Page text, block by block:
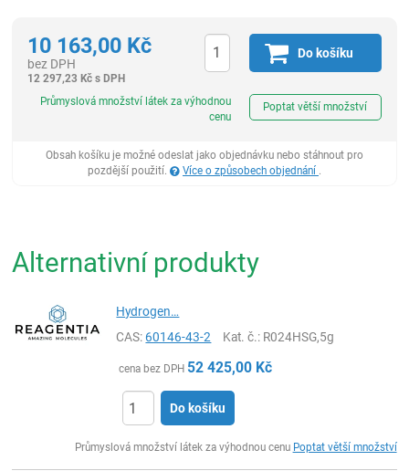
10 163,00 Kč
bez DPH
12 297,23Kč s DPH
Do košíku
Průmyslová množství látek za výhodnou
cenu
Poptat větší množství
Obsah košíku je možné odeslat jako objednávku nebo stáhnout pro
pozdější použití.
Více o způsobech objednání .
Alternativní produkty
Hydrogen…
CAS:60146-43-2 Kat. č.: R024HSG,5g
cena bez DPH 52 425,00 Kč
Do košíku
Průmyslová množství látek za výhodnou cenu Poptat větší množství